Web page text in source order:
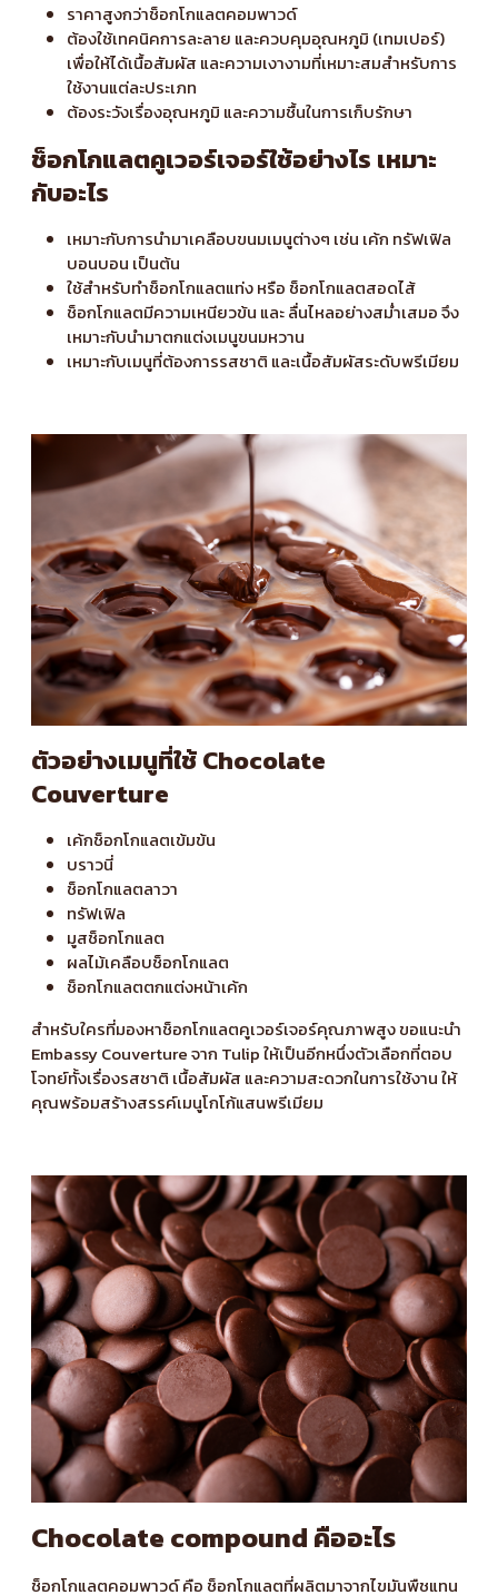
ราคาสูงกว่าช็อกโกแลตคอมพาวด์
ต้องใช้เทคนิคการละลาย และควบคุมอุณหภูมิ (เทมเปอร์)
เพื่อให้ได้เนื้อสัมผัส และความเงางามที่เหมาะสมสำหรับการ
ใช้งานแต่ละประเภท
ต้องระวังเรื่องอุณหภูมิ และความชื้นในการเก็บรักษา
ช็อกโกแลตคูเวอร์เจอร์ใช้อย่างไร เหมาะ
กับอะไร
เหมาะกับการนำมาเคลือบขนมเมนูต่างๆ เช่น เค้ก ทรัฟเฟิล
บอนบอน เป็นต้น
ใช้สำหรับทำช็อกโกแลตแท่ง หรือ ช็อกโกแลตสอดไส้
ช็อกโกแลตมีความเหนียวข้น และ ลื่นไหลอย่างสม่ำเสมอ จึง
เหมาะกับนำมาตกแต่งเมนูขนมหวาน
เหมาะกับเมนูที่ต้องการรสชาติ และเนื้อสัมผัสระดับพรีเมียม
ตัวอย่างเมนูที่ใช้ Chocolate
Couverture
เค้กช็อกโกแลตเข้มข้น
บราวนี่
ช็อกโกแลตลาวา
ทรัฟเฟิล
มูสช็อกโกแลต
ผลไม้เคลือบช็อกโกแลต
ช็อกโกแลตตกแต่งหน้าเค้ก
สำหรับใครที่มองหาช็อกโกแลตคูเวอร์เจอร์คุณภาพสูง ขอแนะนำ
Embassy Couvertureจาก Tulip ให้เป็นอีกหนึ่งตัวเลือกที่ตอบ
โจทย์ทั้งเรื่องรสชาติ เนื้อสัมผัส และความสะดวกในการใช้งาน ให้
คุณพร้อมสร้างสรรค์เมนูโกโก้แสนพรีเมียม
Chocolate compound คืออะไร
ช็อกโกแลตคอมพาวด์ คือ ช็อกโกแลตที่ผลิตมาจากไขมันพืชแทน